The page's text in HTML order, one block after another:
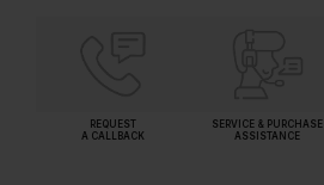
REQUEST
A CALLBACK
SERVICE & PURCHASE
ASSISTANCE